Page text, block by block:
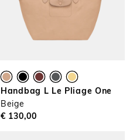
Handbag L Le Pliage One
Beige
€ 130,00